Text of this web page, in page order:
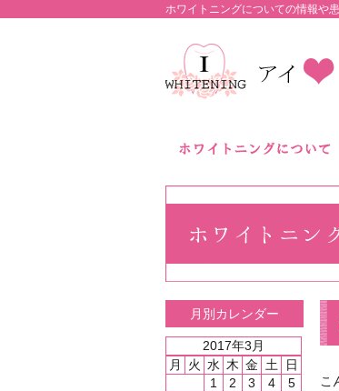
ホワイトニングについての情報や
こ
月別カレンダー
2017年3月
月
火 水 木 金 土
日
1
2 3 4
5